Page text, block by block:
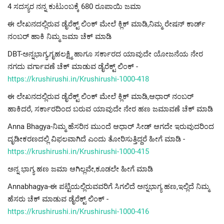
4 ಸದಸ್ಯರ ನನ್ನ ಕುಟುಂಬಕ್ಕೆ 680 ರೂಪಾಯಿ ಜಮಾ
ಈ ಲೇಖನದಲ್ಲಿರುವ ಡೈರೆಕ್ಟ್ ಲಿಂಕ್ ಮೇಲೆ ಕ್ಲಿಕ್ ಮಾಡಿ,ನಿಮ್ಮ ರೇಷನ್ ಕಾರ್ಡ್
ನಂಬರ್ ಹಾಕಿ ನಿಮ್ಮ ಜಮಾ ಚೆಕ್ ಮಾಡಿ
DBT-ಅನ್ನಭಾಗ್ಯ,ಗೃಹಲಕ್ಷ್ಮಿ ಹಾಗೂ ಸರ್ಕಾರದ ಯಾವುದೇ ಯೋಜನೆಯ ನೇರ
ನಗದು ವರ್ಗಾವಣೆ ಚೆಕ್ ಮಾಡುವ ಡೈರೆಕ್ಟ್ ಲಿಂಕ್ -
https://krushirushi.in/Krushirushi-1000-418
ಈ ಲೇಖನದಲ್ಲಿರುವ ಡೈರೆಕ್ಟ್ ಲಿಂಕ್ ಮೇಲೆ ಕ್ಲಿಕ್ ಮಾಡಿ,ಆಧಾರ್ ನಂಬರ್
ಹಾಕಿದರೆ, ಸರ್ಕಾರದಿಂದ ಬರುವ ಯಾವುದೇ ನೇರ ಹಣ ಜಮಾವಣೆ ಚೆಕ್ ಮಾಡಿ
Anna Bhagya-ನಿಮ್ಮ ಹೆಸರಿನ ಮುಂದೆ ಆಧಾರ್ ಸೀಡ್ ಆಗದೇ ಇರುವುದರಿಂದ
ದೃಡೀಕರಣದಲ್ಲಿ ವಿಫಲವಾಗಿದೆ ಎಂದು ತೋರಿಸುತ್ತಿದ್ದರೆ ಹೀಗೆ ಮಾಡಿ -
https://krushirushi.in/Krushirushi-1000-415
ಅನ್ನ ಭಾಗ್ಯ ಹಣ ಜಮಾ ಆಗಿಲ್ಲವೇ,ಕೂಡಲೇ ಹೀಗೆ ಮಾಡಿ
Annabhagya-ಈ ಪಟ್ಟಿಯಲ್ಲಿರುವವರಿಗೆ ಸಿಗಲಿದೆ ಅನ್ನಭಾಗ್ಯ ಹಣ,ಇಲ್ಲಿದೆ ನಿಮ್ಮ
ಹೆಸರು ಚೆಕ್ ಮಾಡುವ ಡೈರೆಕ್ಟ್ ಲಿಂಕ್ -
https://krushirushi.in/Krushirushi-1000-416